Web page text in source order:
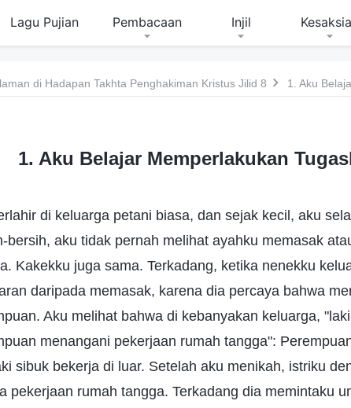
Lagu Pujian Pembacaan Injil
di Hadapan Takhta Penghakiman Kristus Jilid 8 1. Aku
1. Aku Belajar Memperlakukan
di keluarga petani biasa, dan sejak kecil, aku
bersih, aku tidak pernah melihat ayahku memasak
Kakekku juga sama. Terkadang, ketika nenekku
daripada memasak, karena dia percaya bahwa
Aku melihat bahwa di kebanyakan keluarga,
menangani pekerjaan rumah tangga":
sibuk bekerja di luar. Setelah aku menikah, istriku
pekerjaan rumah tangga. Terkadang dia memintaku